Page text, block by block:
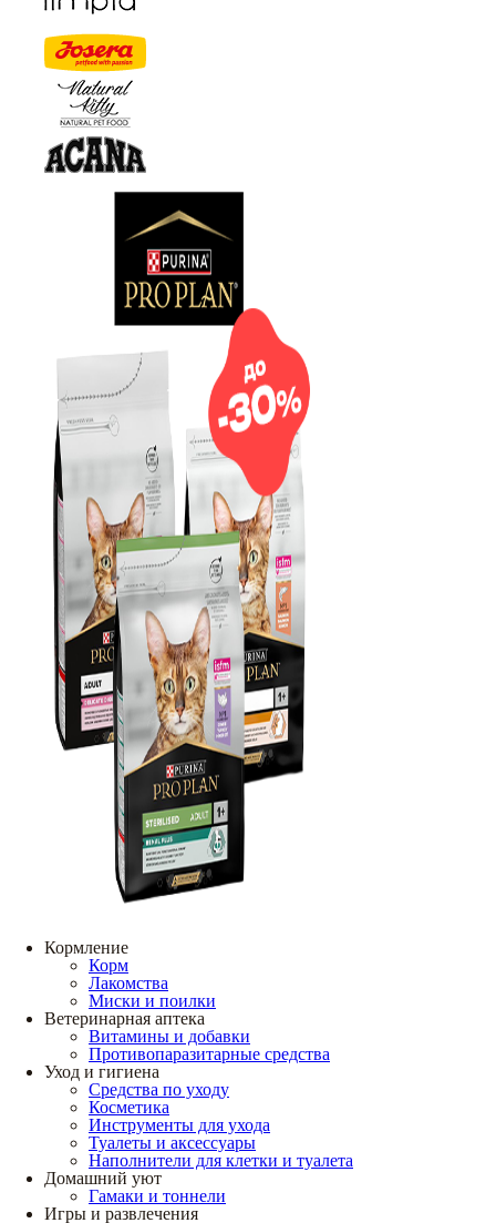
Кормление
Корм
Лакомства
Миски и поилки
Ветеринарная аптека
Витамины и добавки
Противопаразитарные средства
Уход и гигиена
Средства по уходу
Косметика
Инструменты для ухода
Туалеты и аксессуары
Наполнители для клетки и туалета
Домашний уют
Гамаки и тоннели
Игры и развлечения